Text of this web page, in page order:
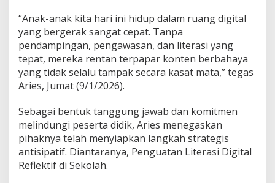
n
L
a
n
g
k
a
t
r
a
t
e
“Anak-anak kita hari ini hidup dalam ruang digital
yang bergerak sangat cepat. Tanpa
pendampingan, pengawasan, dan literasi yang
tepat, mereka rentan terpapar konten berbahaya
yang tidak selalu tampak secara kasat mata,” tegas
Aries, Jumat (9/1/2026).
Sebagai bentuk tanggung jawab dan komitmen
melindungi peserta didik, Aries menegaskan
pihaknya telah menyiapkan langkah strategis
antisipatif. Diantaranya, Penguatan Literasi Digital
Reflektif di Sekolah.